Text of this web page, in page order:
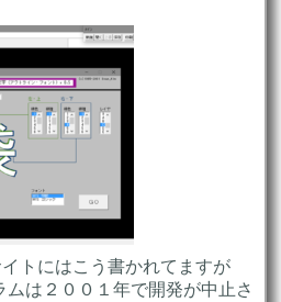
トにはこう書かれてますが
ムは２００１年で開発が中止さ